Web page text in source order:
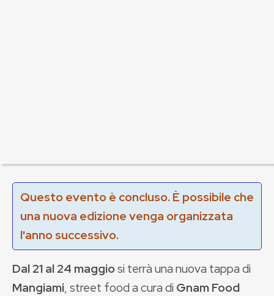
Questo evento è concluso. È possibile che
una nuova edizione venga organizzata
l'anno successivo.
Dal 21 al 24 maggiosi terrà una nuova tappa di
Mangiami, street food a cura di Gnam Food